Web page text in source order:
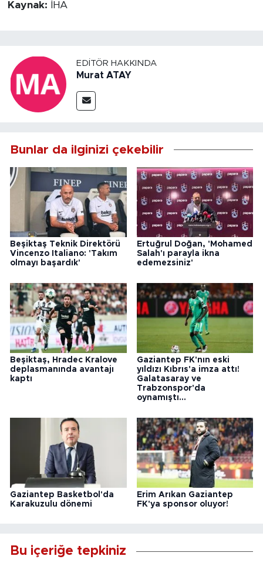
Kaynak: İHA
EDITÖR HAKKINDA
Murat ATAY
Bunlar da ilginizi çekebilir
Beşiktaş Teknik Direktörü
Vincenzo Italiano: 'Takım
olmayı başardık'
Ertuğrul Doğan, 'Mohamed
Salah'ı parayla ikna
edemezsiniz'
Beşiktaş, Hradec Kralove
deplasmanında avantajı
kaptı
Gaziantep FK'nın eski
yıldızı Kıbrıs'a imza attı!
Galatasaray ve
Trabzonspor'da
oynamıştı...
Gaziantep Basketbol'da
Karakuzulu dönemi
Erim Arıkan Gaziantep
FK'ya sponsor oluyor!
Bu içeriğe tepkiniz